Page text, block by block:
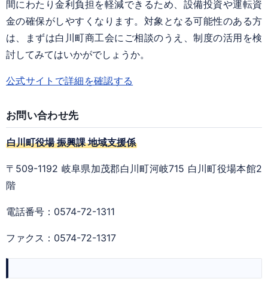
間にわたり金利負担を軽減できるため、設備投資や運転資
金の確保がしやすくなります。対象となる可能性のある方
は、まずは白川町商工会にご相談のうえ、制度の活用を検
討してみてはいかがでしょうか。
公式サイトで詳細を確認する
お問い合わせ先
白川町役場 振興課 地域支援係
〒509-1192 岐阜県加茂郡白川町河岐715 白川町役場本館2
階
電話番号：0574-72-1311
ファクス：0574-72-1317